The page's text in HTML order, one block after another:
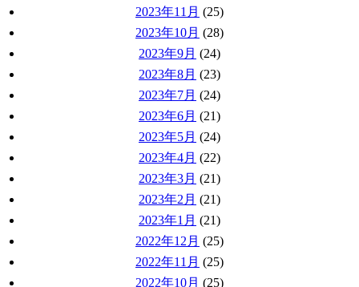
2023年11月 (25)
2023年10月 (28)
2023年9月 (24)
2023年8月 (23)
2023年7月 (24)
2023年6月 (21)
2023年5月 (24)
2023年4月 (22)
2023年3月 (21)
2023年2月 (21)
2023年1月 (21)
2022年12月 (25)
2022年11月 (25)
2022年10月 (25)